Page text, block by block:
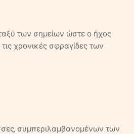
των σημείων ώστε ο ήχος
χρονικές σφραγίδες των
συμπεριλαμβανομένων των